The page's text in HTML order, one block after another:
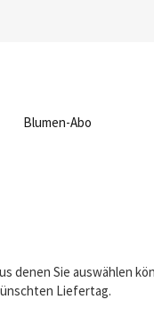
Blumen-Abo
denen Sie auswählen
Liefertag.